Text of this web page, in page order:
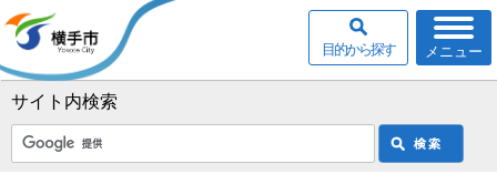
サイト内検索
メニュー
目的から探す